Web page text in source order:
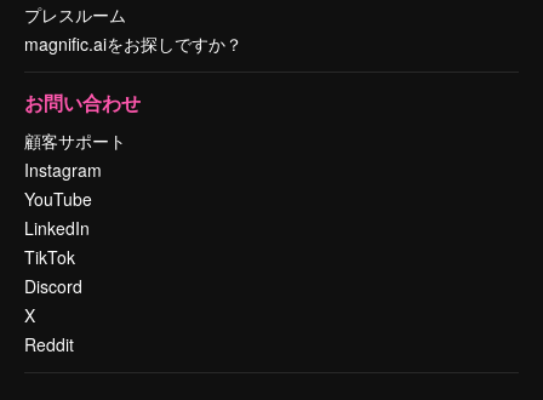
プレスルーム
magnific.aiをお探しですか？
お問い合わせ
顧客サポート
Instagram
YouTube
LinkedIn
TikTok
Discord
X
Reddit